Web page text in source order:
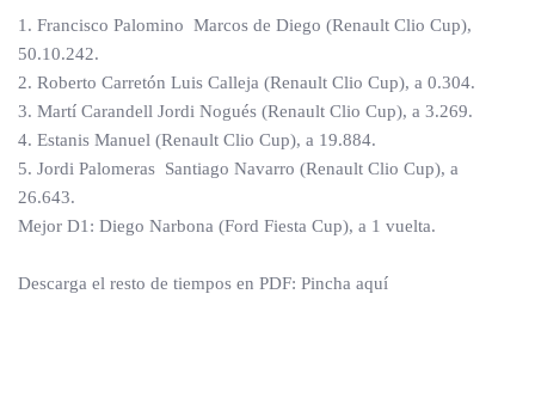
1. Francisco Palomino Marcos de Diego (Renault Clio Cup),
50.10.242.
2. Roberto Carretón Luis Calleja (Renault Clio Cup), a 0.304.
3. Martí Carandell Jordi Nogués (Renault Clio Cup), a 3.269.
4. Estanis Manuel (Renault Clio Cup), a 19.884.
5. Jordi Palomeras Santiago Navarro (Renault Clio Cup), a
26.643.
Mejor D1: Diego Narbona (Ford Fiesta Cup), a 1 vuelta.
Descarga el resto de tiempos en PDF: Pincha aquí